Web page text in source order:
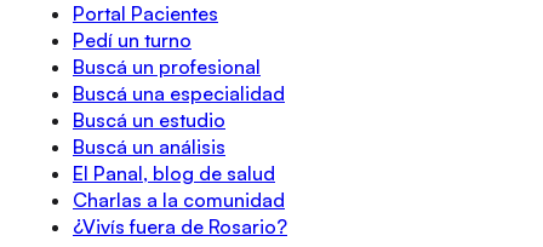
Portal Pacientes
Pedí un turno
Buscá un profesional
Buscá una especialidad
Buscá un estudio
Buscá un análisis
El Panal, blog de salud
Charlas a la comunidad
¿Vivís fuera de Rosario?